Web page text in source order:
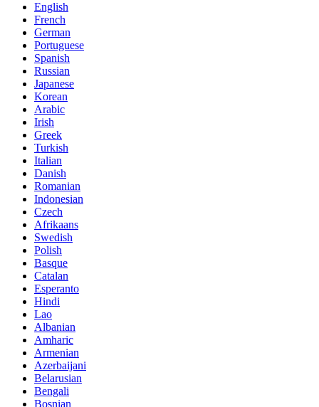
English
French
German
Portuguese
Spanish
Russian
Japanese
Korean
Arabic
Irish
Greek
Turkish
Italian
Danish
Romanian
Indonesian
Czech
Afrikaans
Swedish
Polish
Basque
Catalan
Esperanto
Hindi
Lao
Albanian
Amharic
Armenian
Azerbaijani
Belarusian
Bengali
Bosnian